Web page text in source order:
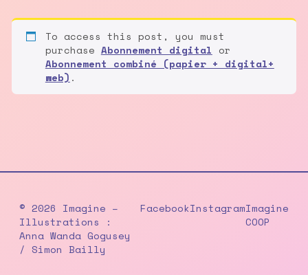
oubliée
des
plans
de
sauvetage
To access this post, you must
purchase Abonnement digital or
Abonnement combiné (papier + digital+
web) .
© 2026 Imagine –
Illustrations :
Anna Wanda Gogusey
/ Simon Bailly
FacebookInstagramImagine
COOP